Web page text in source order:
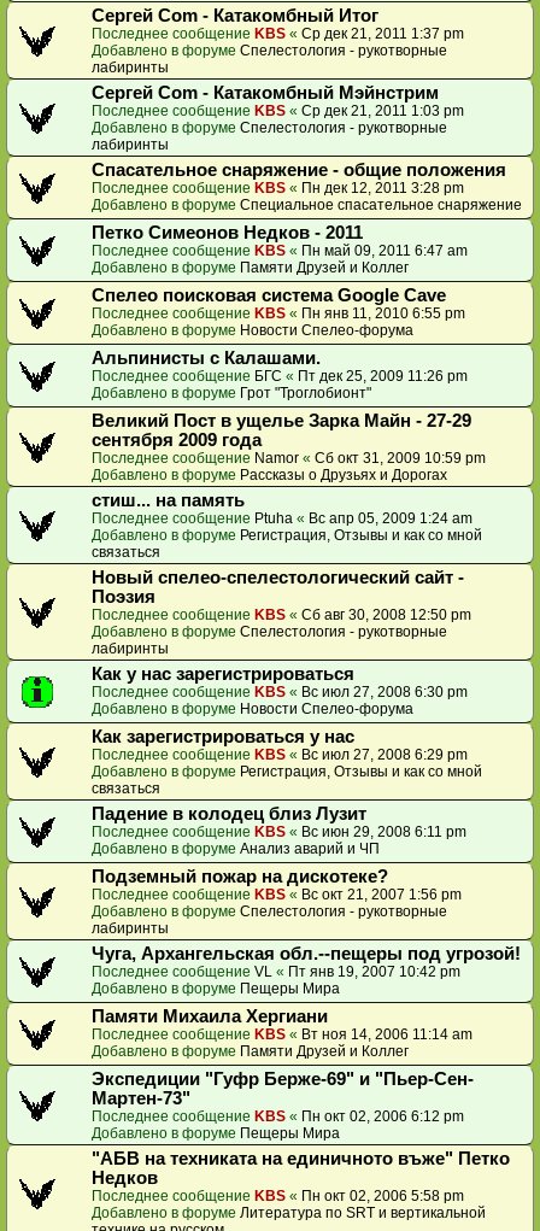
Сергей Com - Катакомбный Итог
Последнее сообщение KBS « Ср дек 21, 2011 1:37 pm
Добавлено в форуме Спелестология - рукотворные
лабиринты
Сергей Com - Катакомбный Мэйнстрим
Последнее сообщение KBS « Ср дек 21, 2011 1:03 pm
Добавлено в форуме Спелестология - рукотворные
лабиринты
Спасательное снаряжение - общие положения
Последнее сообщение KBS « Пн дек 12, 2011 3:28 pm
Добавлено в форуме Специальное спасательное снаряжение
Петко Симеонов Недков - 2011
Последнее сообщение KBS « Пн май 09, 2011 6:47 am
Добавлено в форуме Памяти Друзей и Коллег
Спелео поисковая система Google Cave
Последнее сообщение KBS « Пн янв 11, 2010 6:55 pm
Добавлено в форуме Новости Спелео-форума
Альпинисты с Калашами.
Последнее сообщение БГС « Пт дек 25, 2009 11:26 pm
Добавлено в форуме Грот "Троглобионт"
Великий Пост в ущелье Зарка Майн - 27-29
сентября 2009 года
Последнее сообщение Namor « Сб окт 31, 2009 10:59 pm
Добавлено в форуме Рассказы о Друзьях и Дорогах
стиш... на память
Последнее сообщение Ptuha « Вс апр 05, 2009 1:24 am
Добавлено в форуме Регистрация, Отзывы и как со мной
связаться
Новый спелео-спелестологический сайт -
Поэзия
Последнее сообщение KBS « Сб авг 30, 2008 12:50 pm
Добавлено в форуме Спелестология - рукотворные
лабиринты
Как у нас зарегистрироваться
Последнее сообщение KBS « Вс июл 27, 2008 6:30 pm
Добавлено в форуме Новости Спелео-форума
Как зарегистрироваться у нас
Последнее сообщение KBS « Вс июл 27, 2008 6:29 pm
Добавлено в форуме Регистрация, Отзывы и как со мной
связаться
Падение в колодец близ Лузит
Последнее сообщение KBS « Вс июн 29, 2008 6:11 pm
Добавлено в форуме Анализ аварий и ЧП
Подземный пожар на дискотеке?
Последнее сообщение KBS « Вс окт 21, 2007 1:56 pm
Добавлено в форуме Спелестология - рукотворные
лабиринты
Чуга, Архангельская обл.--пещеры под угрозой!
Последнее сообщение VL « Пт янв 19, 2007 10:42 pm
Добавлено в форуме Пещеры Мира
Памяти Михаила Хергиани
Последнее сообщение KBS « Вт ноя 14, 2006 11:14 am
Добавлено в форуме Памяти Друзей и Коллег
Экспедиции "Гуфр Берже-69" и "Пьер-Сен-
Мартен-73"
Последнее сообщение KBS « Пн окт 02, 2006 6:12 pm
Добавлено в форуме Пещеры Мира
"АБВ на техниката на единичното въже" Петко
Недков
Последнее сообщение KBS « Пн окт 02, 2006 5:58 pm
Добавлено в форуме Литература по SRT и вертикальной